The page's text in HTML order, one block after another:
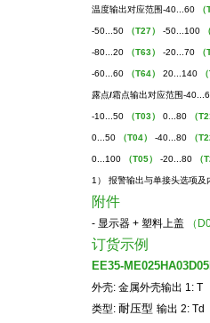
温度输出对应范围-40...60
-50...50 （T27） -50...100
-80...20 （T63） -20...70
-60...60 （T64） 20...140
露点/霜点输出对应范围-
-10...50 （T03） 0...80 （
0...50 （T04） -40...80 （
0...100 （T05） -20...80 （
1） 报警输出与单接头选项
附件
- 显示器 + 塑料上盖 （
订货示例
EE35-
外壳: 金属外壳输出 1: T
类型: 耐压型 输出 2: Td